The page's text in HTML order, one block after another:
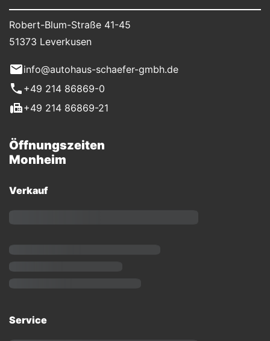
Robert-Blum-Straße 41-45
51373 Leverkusen
info@autohaus-schaefer-gmbh.de
+49 214 86869-0
+49 214 86869-21
Öffnungszeiten
Monheim
Verkauf
Service